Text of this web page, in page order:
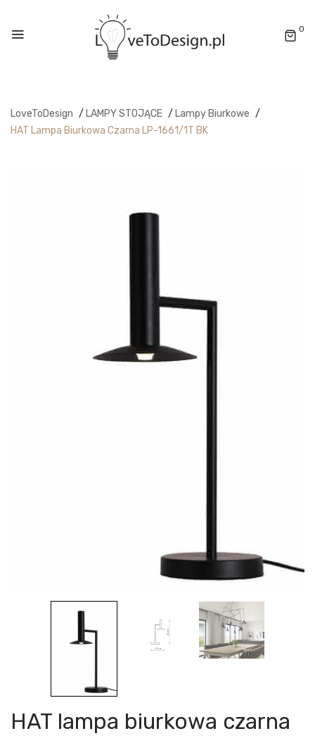
0
LoveToDesign / LAMPY STOJĄCE / Lampy Biurkowe /
HAT Lampa Biurkowa Czarna LP-1661/1T BK
HAT lampa biurkowa czarna